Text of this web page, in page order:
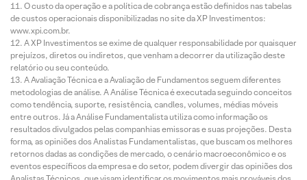
O custo da operação e a política de cobrança estão definidos nas tabelas
de custos operacionais disponibilizadas no site da XP Investimentos:
www.xpi.com.br.
A XP Investimentos se exime de qualquer responsabilidade por quaisquer
prejuízos, diretos ou indiretos, que venham a decorrer da utilização deste
relatório ou seu conteúdo.
A Avaliação Técnica e a Avaliação de Fundamentos seguem diferentes
metodologias de análise. A Análise Técnica é executada seguindo conceitos
como tendência, suporte, resistência, candles, volumes, médias móveis
entre outros. Já a Análise Fundamentalista utiliza como informação os
resultados divulgados pelas companhias emissoras e suas projeções. Desta
forma, as opiniões dos Analistas Fundamentalistas, que buscam os melhores
retornos dadas as condições de mercado, o cenário macroeconômico e os
eventos específicos da empresa e do setor, podem divergir das opiniões dos